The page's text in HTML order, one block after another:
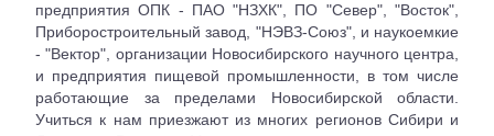
предприятия ОПК - ПАО "НЗХК", ПО "Север", "Восток",
Приборостроительный завод, "НЭВЗ-Союз", и наукоемкие
- "Вектор", организации Новосибирского научного центра,
и предприятия пищевой промышленности, в том числе
работающие за пределами Новосибирской области.
Учиться к нам приезжают из многих регионов Сибири и